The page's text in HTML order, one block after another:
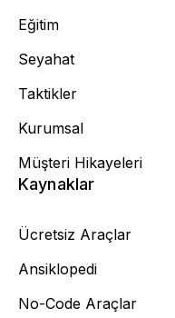
Eğitim
Seyahat
Taktikler
Kurumsal
Müşteri Hikayeleri
Kaynaklar
Ücretsiz Araçlar
Ansiklopedi
No-Code Araçlar